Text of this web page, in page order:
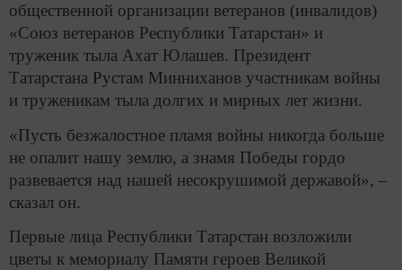
общественной организации ветеранов (инвалидов)
«Союз ветеранов Республики Татарстан» и
труженик тыла Ахат Юлашев. Президент
Татарстана Рустам Минниханов участникам войны
и труженикам тыла долгих и мирных лет жизни.
«Пусть безжалостное пламя войны никогда больше
не опалит нашу землю, а знамя Победы гордо
развевается над нашей несокрушимой державой», –
сказал он.
Первые лица Республики Татарстан возложили
цветы к мемориалу Памяти героев Великой